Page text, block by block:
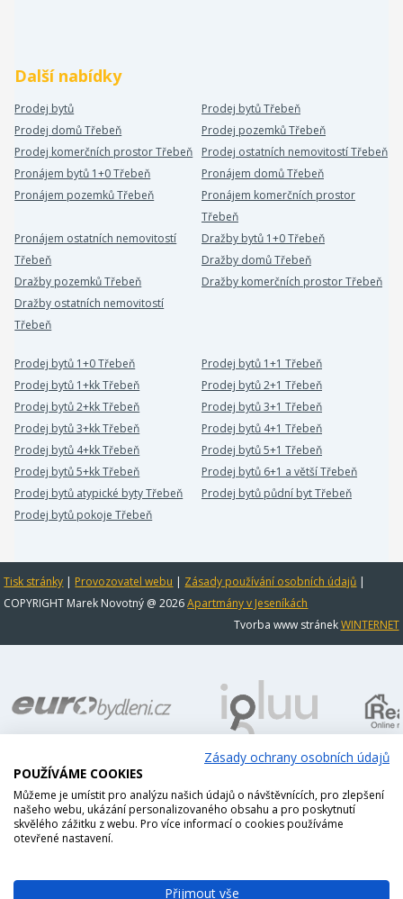
Další nabídky
Prodej bytů
Prodej bytů Třebeň
Prodej domů Třebeň
Prodej pozemků Třebeň
Prodej komerčních prostor Třebeň
Prodej ostatních nemovitostí Třebeň
Pronájem bytů 1+0 Třebeň
Pronájem domů Třebeň
Pronájem pozemků Třebeň
Pronájem komerčních prostor
Třebeň
Pronájem ostatních nemovitostí
Třebeň
Dražby bytů 1+0 Třebeň
Dražby domů Třebeň
Dražby pozemků Třebeň
Dražby komerčních prostor Třebeň
Dražby ostatních nemovitostí
Třebeň
Prodej bytů 1+0 Třebeň
Prodej bytů 1+1 Třebeň
Prodej bytů 1+kk Třebeň
Prodej bytů 2+1 Třebeň
Prodej bytů 2+kk Třebeň
Prodej bytů 3+1 Třebeň
Prodej bytů 3+kk Třebeň
Prodej bytů 4+1 Třebeň
Prodej bytů 4+kk Třebeň
Prodej bytů 5+1 Třebeň
Prodej bytů 5+kk Třebeň
Prodej bytů 6+1 a větší Třebeň
Prodej bytů atypické byty Třebeň
Prodej bytů půdní byt Třebeň
Prodej bytů pokoje Třebeň
Tisk stránky | Provozovatel webu | Zásady používání osobních údajů |
COPYRIGHT Marek Novotný @ 2026Apartmány v Jeseníkách
Tvorba www stránekWINTERNET
Zásady ochrany osobních údajů
POUŽÍVÁME COOKIES
Můžeme je umístit pro analýzu našich údajů o návštěvnících, pro zlepšení
našeho webu, ukázání personalizovaného obsahu a pro poskytnutí
skvělého zážitku z webu. Pro více informací o cookies používáme
otevřené nastavení.
Přijmout vše